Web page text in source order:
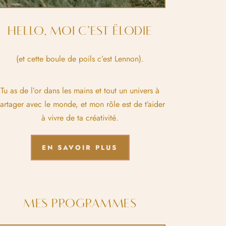
HELLO, MOI C’EST ËLODIE
(et cette boule de poils c’est Lennon).
Tu as de l’or dans les mains et tout un univers à
avec le monde, et mon rôle est de t’aider
à vivre de ta créativité.
EN SAVOIR PLUS
MES PROGRAMMES